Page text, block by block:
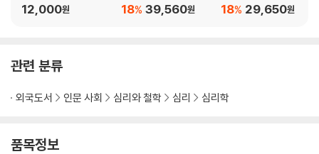
wing on startling new research in neuroscience, behavioural p
sychology and perception, he shows that we have no hidden
depths to plumb, and unconscious thought is a myth. Instead,
we generate our ideas, motives and thoughts in the moment.
r - for example why our supposedly firm political beliefs, pers
12,000원 39,560원
18% 29,650원
18%
관련 분류
외국도서 인문 사회 심리와 철학 심리 심리학
품목정보